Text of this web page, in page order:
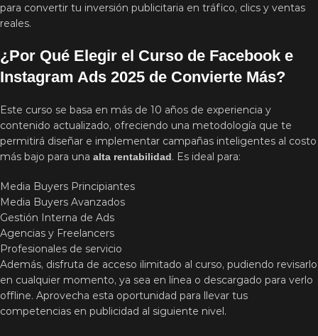
para convertir tu inversión publicitaria en tráfico, clics y ventas
reales.
¿Por Qué Elegir el Curso de Facebook e
Instagram Ads 2025 de Convierte Más?
Este curso se basa en más de 10 años de experiencia y
contenido actualizado, ofreciendo una metodología que te
permitirá diseñar e implementar campañas inteligentes al costo
más bajo para una alta rentabilidad. Es ideal para:
Media Buyers Principiantes
Media Buyers Avanzados
Gestión Interna de Ads
Agencias y Freelancers
Profesionales de servicio
Además, disfruta de acceso ilimitado al curso, pudiendo revisarlo
en cualquier momento, ya sea en línea o descargado para verlo
offline. Aprovecha esta oportunidad para llevar tus
competencias en publicidad al siguiente nivel.